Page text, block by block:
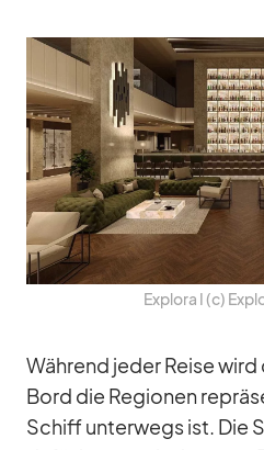
Ex­plora I (c)
Wäh­rend je­der Reise wird
Bord die Re­gio­nen
Schiff un­ter­wegs ist. Die